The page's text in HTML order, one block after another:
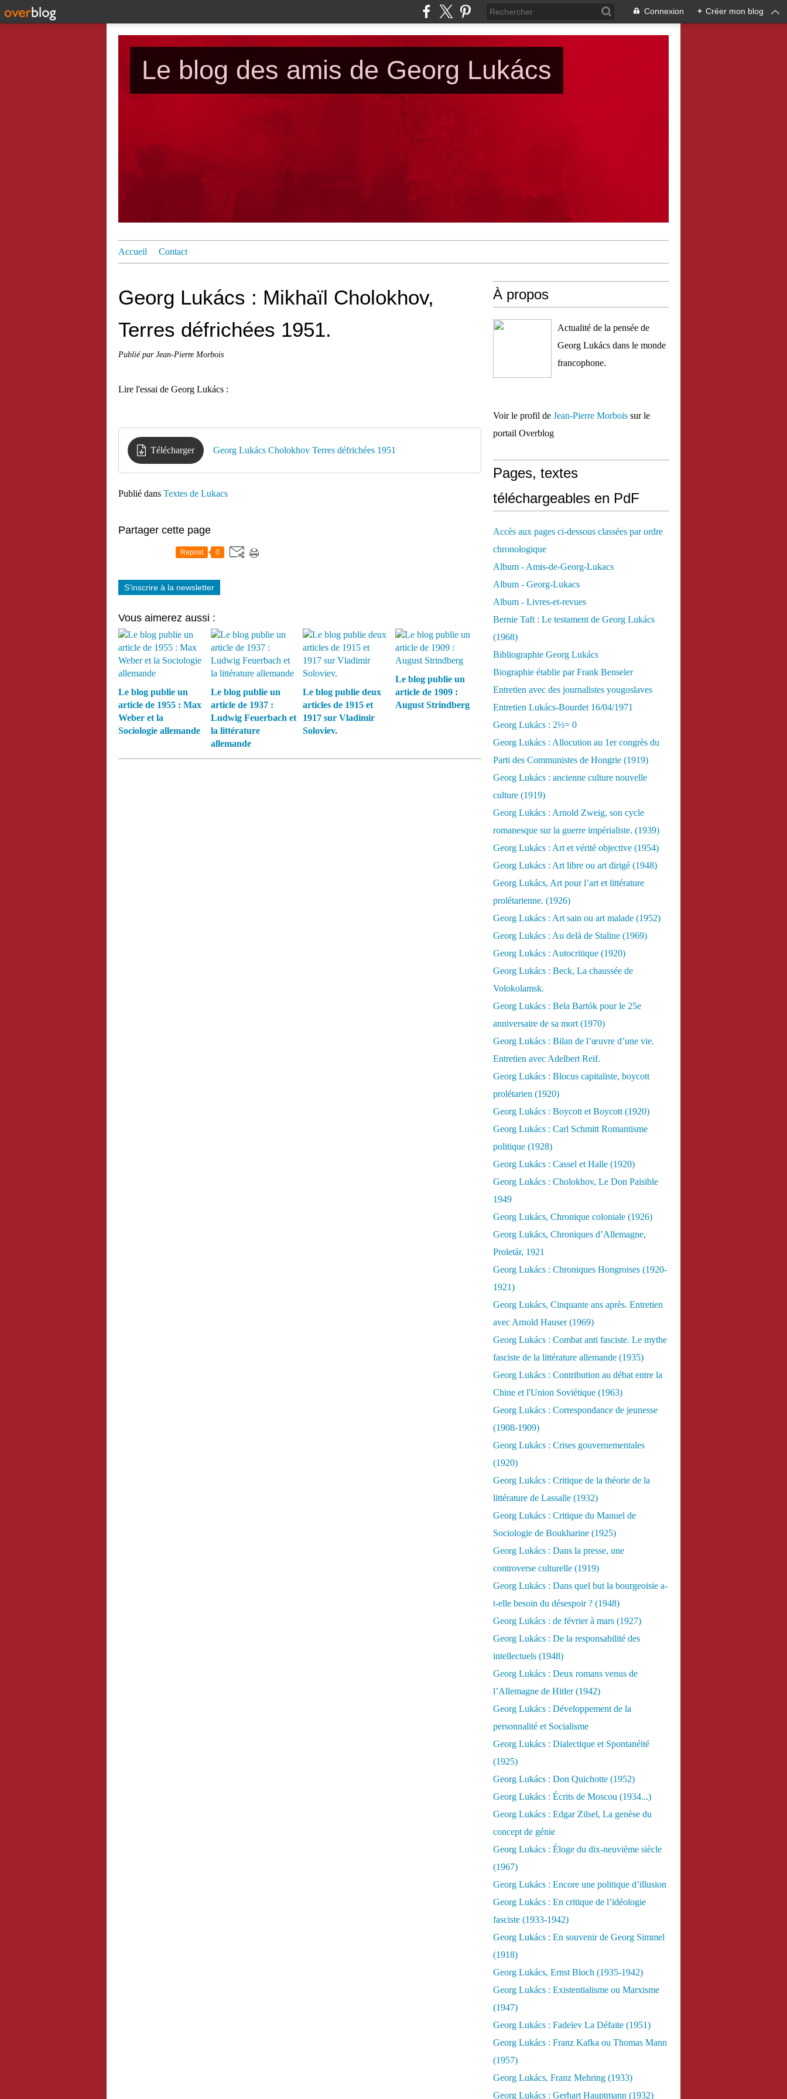
Connexion + Créer mon blog
Le blog des amis de Georg Lukács
Accueil Contact
Georg Lukács : Mikhaïl Cholokhov,
Terres défrichées 1951.
Publié par Jean-Pierre Morbois
Lire l'essai de Georg Lukács :
Télécharger Georg Lukács Cholokhov Terres défrichées 1951
Publié dans Textes de Lukacs
Partager cette page
Repost 0
S'inscrire à la newsletter
Vous aimerez aussi :
Le blog publie un
article de 1955 : Max
Weber et la
Sociologie allemande
Le blog publie un
article de 1937 :
Ludwig Feuerbach et
la littérature
allemande
Le blog publie deux
articles de 1915 et
1917 sur Vladimir
Soloviev.
Le blog publie un
article de 1909 :
August Strindberg
À propos
Actualité de la pensée de
Georg Lukács dans le monde
francophone.
Voir le profil de Jean-Pierre Morbois sur le
portail Overblog
Pages, textes
téléchargeables en PdF
Accès aux pages ci-dessous classées par ordre
chronologique
Album - Amis-de-Georg-Lukacs
Album - Georg-Lukacs
Album - Livres-et-revues
Bernie Taft : Le testament de Georg Lukács
(1968)
Bibliographie Georg Lukács
Biographie établie par Frank Benseler
Entretien avec des journalistes yougoslaves
Entretien Lukács-Bourdet 16/04/1971
Georg Lukács : 2½= 0
Georg Lukács : Allocution au 1er congrès du
Parti des Communistes de Hongrie (1919)
Georg Lukács : ancienne culture nouvelle
culture (1919)
Georg Lukács : Arnold Zweig, son cycle
romanesque sur la guerre impérialiste. (1939)
Georg Lukács : Art et vérité objective (1954)
Georg Lukács : Art libre ou art dirigé (1948)
Georg Lukács, Art pour l’art et littérature
prolétarienne. (1926)
Georg Lukács : Art sain ou art malade (1952)
Georg Lukács : Au delà de Staline (1969)
Georg Lukács : Autocritique (1920)
Georg Lukács : Beck, La chaussée de
Volokolamsk.
Georg Lukács : Bela Bartók pour le 25e
anniversaire de sa mort (1970)
Georg Lukács : Bilan de l’œuvre d’une vie.
Entretien avec Adelbert Reif.
Georg Lukács : Blocus capitaliste, boycott
prolétarien (1920)
Georg Lukács : Boycott et Boycott (1920)
Georg Lukács : Carl Schmitt Romantisme
politique (1928)
Georg Lukács : Cassel et Halle (1920)
Georg Lukács : Cholokhov, Le Don Paisible
1949
Georg Lukács, Chronique coloniale (1926)
Georg Lukács, Chroniques d’Allemagne,
Proletár, 1921
Georg Lukács : Chroniques Hongroises (1920-
1921)
Georg Lukács, Cinquante ans après. Entretien
avec Arnold Hauser (1969)
Georg Lukács : Combat anti fasciste. Le mythe
fasciste de la littérature allemande (1935)
Georg Lukács : Contribution au débat entre la
Chine et l'Union Soviétique (1963)
Georg Lukács : Correspondance de jeunesse
(1908-1909)
Georg Lukács : Crises gouvernementales
(1920)
Georg Lukács : Critique de la théorie de la
littérature de Lassalle (1932)
Georg Lukács : Critique du Manuel de
Sociologie de Boukharine (1925)
Georg Lukács : Dans la presse, une
controverse culturelle (1919)
Georg Lukács : Dans quel but la bourgeoisie a-
t-elle besoin du désespoir ? (1948)
Georg Lukács : de février à mars (1927)
Georg Lukács : De la responsabilité des
intellectuels (1948)
Georg Lukács : Deux romans venus de
l’Allemagne de Hitler (1942)
Georg Lukács : Développement de la
personnalité et Socialisme
Georg Lukács : Dialectique et Spontanéité
(1925)
Georg Lukács : Don Quichotte (1952)
Georg Lukács : Écrits de Moscou (1934...)
Georg Lukács : Edgar Zilsel, La genèse du
concept de génie
Georg Lukács : Éloge du dix-neuvième siècle
(1967)
Georg Lukács : Encore une politique d’illusion
Georg Lukács : En critique de l’idéologie
fasciste (1933-1942)
Georg Lukács : En souvenir de Georg Simmel
(1918)
Georg Lukács, Ernst Bloch (1935-1942)
Georg Lukács : Existentialisme ou Marxisme
(1947)
Georg Lukács : Fadeïev La Défaite (1951)
Georg Lukács : Franz Kafka ou Thomas Mann
(1957)
Georg Lukács, Franz Mehring (1933)
Georg Lukács : Gerhart Hauptmann (1932)